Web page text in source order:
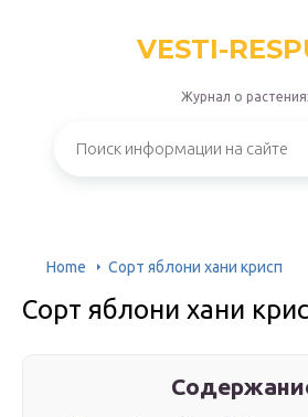
VESTI-
Журнал о
Home Сорт яблони хани крисп
Сорт яблони хани